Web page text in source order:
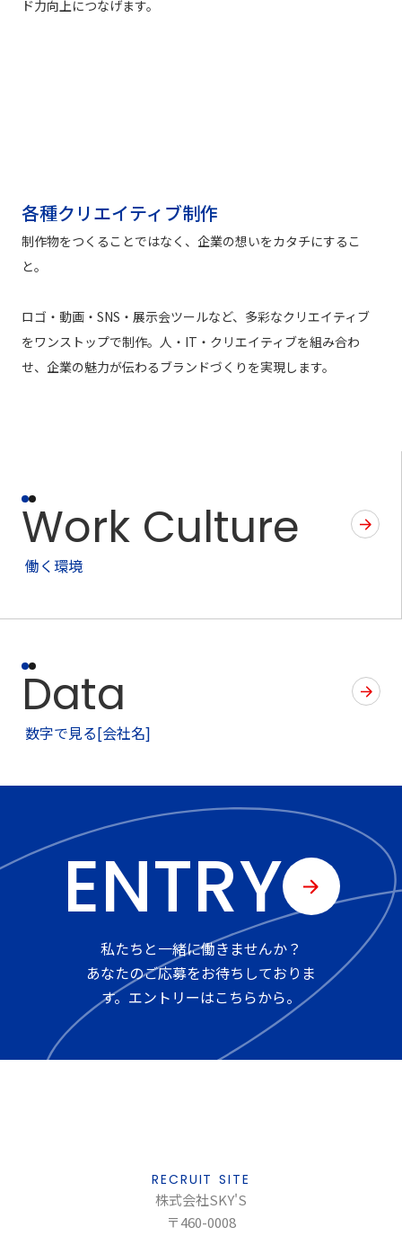
ド力向上につなげます。
各種クリエイティブ制作
制作物をつくることではなく、企業の想いをカタチにするこ
と。
ロゴ・動画・SNS・展示会ツールなど、多彩なクリエイティブ
をワンストップで制作。人・IT・クリエイティブを組み合わ
せ、企業の魅力が伝わるブランドづくりを実現します。
Work Culture
働く環境
Data
数字で見る[会社名]
ENTRY
私たちと一緒に働きませんか？
あなたのご応募をお待ちしておりま
す。エントリーはこちらから。
RECRUIT SITE
株式会社SKY'S
〒460-0008